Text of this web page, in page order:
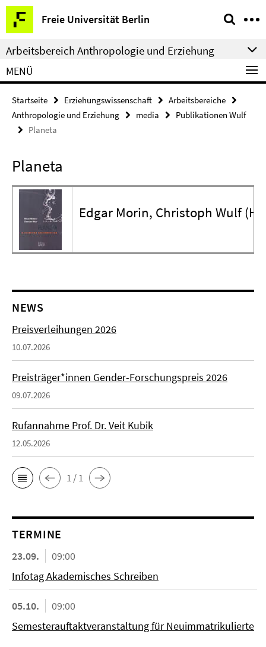
Springe
direkt
zu
Inhalt
Freie Universität Berlin
Service-
Navigation
Arbeitsbereich Anthropologie und Erziehung
MENÜ
Startseite Erziehungswissenschaft
Arbeitsbereiche
Anthropologie und Erziehung
media
Publikationen Wulf
Planeta
Planeta
Edgar Morin, Christoph Wulf
NEWS
Preisverleihungen 2026
10.07.2026
Preisträger*innen Gender-Forschungspreis 2026
09.07.2026
Rufannahme Prof. Dr. Veit Kubik
12.05.2026
1 / 1
TERMINE
23.09.
09:00
Infotag Akademisches Schreiben
05.10.
09:00
Semesterauftaktveranstaltung für Neuimmatrikulierte